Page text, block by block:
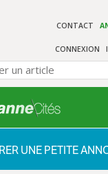
CONTACT
CONNEXION
UNE PETITE